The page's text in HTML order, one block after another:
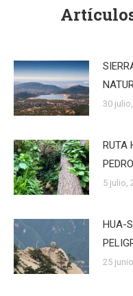
30
RUTA
5 julio,
HUA-
25